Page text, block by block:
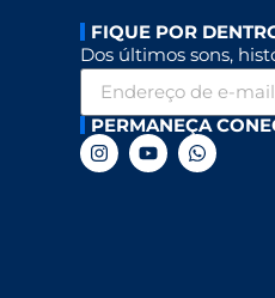
FIQUE POR
Dos últimos sons,
PERMANEÇA